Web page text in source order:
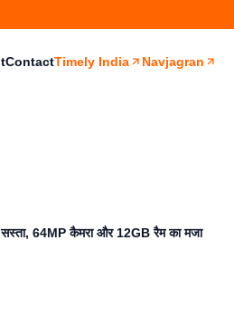
ContactTimely India Navjagran
64MP कैमरा और 12GB रैम का मजा